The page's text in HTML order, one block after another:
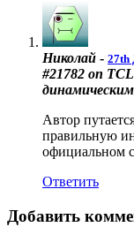
Николай - 27th
#21782 on
Автор
правильную
официальном
Ответить
Добавить